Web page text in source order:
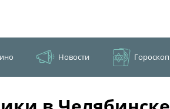
Новости Гороскоп